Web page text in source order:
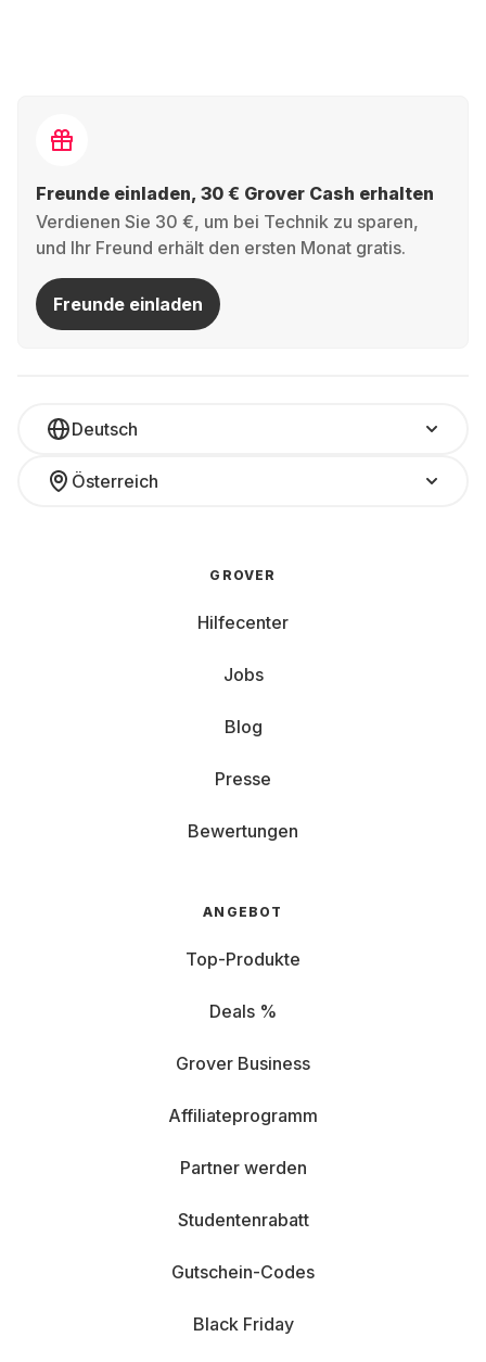
Freunde einladen, 30 € Grover Cash erhalten
Verdienen Sie 30 €, um bei Technik zu sparen,
und Ihr Freund erhält den ersten Monat gratis.
Freunde einladen
Deutsch
Österreich
GROVER
Hilfecenter
Jobs
Blog
Presse
Bewertungen
ANGEBOT
Top-Produkte
Deals %
Grover Business
Affiliateprogramm
Partner werden
Studentenrabatt
Gutschein-Codes
Black Friday